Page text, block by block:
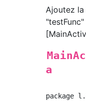
Ajoutez
a
package